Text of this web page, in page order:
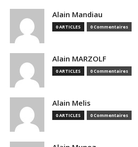
Alain Mandiau
0 ARTICLES 0 Commentaires
Alain MARZOLF
0 ARTICLES 0 Commentaires
Alain Melis
0 ARTICLES 0 Commentaires